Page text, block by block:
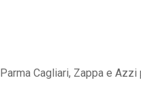
Parma Cagliari, Zappa e